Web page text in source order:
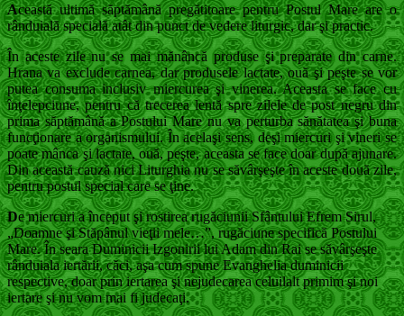
Această ultimă săptămână pregătitoare pentru Postul Mare are o
rânduială specială atât din punct de vedere liturgic, dar şi practic.
În aceste zile nu se mai mănâncă produse şi preparate din carne.
Hrana va exclude carnea, dar produsele lactate, ouă şi peşte se vor
putea consuma inclusiv miercurea şi vinerea. Aceasta se face cu
înţelepciune, pentru că trecerea lentă spre zilele de post negru din
prima săptămână a Postului Mare nu va perturba sănătatea şi buna
funcţionare a organismului. În acelaşi sens, deşi miercuri şi vineri se
poate mânca şi lactate, ouă, peşte, aceasta se face doar după ajunare.
Din această cauză nici Liturghia nu se săvârşeşte în aceste două zile,
pentru postul special care se ţine.
De miercuri a început şi rostirea rugăciunii Sfântului Efrem Sirul,
„Doamne şi Stăpânul vieţii mele…”, rugăciune specifică Postului
Mare. În seara Duminicii Izgonirii lui Adam din Rai se săvârşeşte
rânduiala iertării, căci, aşa cum spune Evanghelia duminicii
respective, doar prin iertarea şi nejudecarea celuilalt primim şi noi
iertare şi nu vom mai fi judecaţi.